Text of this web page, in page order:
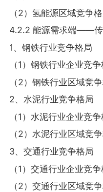
（2）氢能源区域竞争
4.2.2 能源需求端——传
1、钢铁行业竞争格局
（1）钢铁行业企业竞
（2）钢铁行业区域竞
2、水泥行业竞争格局
（1）水泥行业企业竞
（2）水泥行业区域竞
3、交通行业竞争格局
（1）交通行业企业竞
（2）交通行业区域竞